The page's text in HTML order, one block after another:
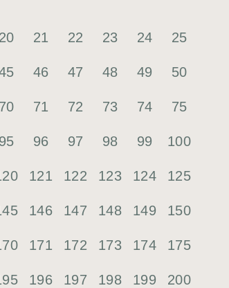
20 21 22 23 24 25
46 47 48 49 50
70 71 72 73 74 75
95 96 97 98 99 100
121 122 123 124 125
146 147 148 149 150
171 172 173 174 175
196 197 198 199 200